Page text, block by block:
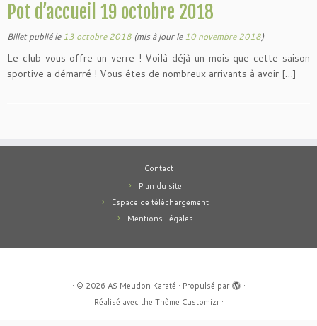
Pot d’accueil 19 octobre 2018
Billet publié le 13 octobre 2018 (mis à jour le 10 novembre 2018)
Le club vous offre un verre ! Voilà déjà un mois que cette saison
sportive a démarré ! Vous êtes de nombreux arrivants à avoir […]
Contact
Plan du site
Espace de téléchargement
Mentions Légales
· © 2026 AS Meudon Karaté · Propulsé par
·
Réalisé avec the Thème Customizr·